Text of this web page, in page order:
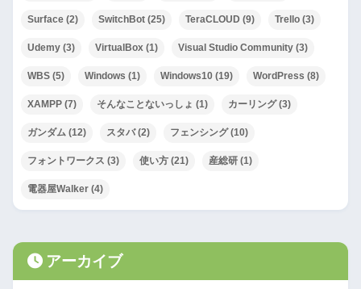
Surface (2) SwitchBot (25) TeraCLOUD (9) Trello (3)
Udemy (3) VirtualBox (1) Visual Studio Community (3)
WBS (5) Windows (1) Windows10 (19) WordPress (8)
XAMPP (7) そんなことないっしょ (1) カーリング(3)
ガンダム (12) スタバ(2) フェンシング(10)
フォントワークス (3) 使い方 (21) 産総研 (1)
電器屋Walker (4)
アーカイブ